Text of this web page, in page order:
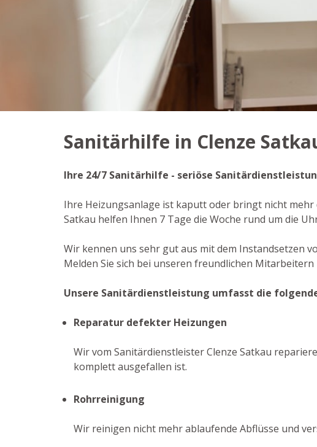
Sanitärhilfe in Clenze
Ihre 24/7 Sanitärhilfe - seriöse
Ihre Heizungsanlage ist kaputt oder bringt nicht
Satkau helfen Ihnen 7 Tage die Woche rund um die
Wir kennen uns sehr gut aus mit dem Instandsetzen
Melden Sie sich bei unseren freundlichen
Unsere Sanitärdienstleistung umfasst die
Reparatur defekter Heizungen
Wir vom Sanitärdienstleister Clenze Satkau
komplett ausgefallen ist.
Rohrreinigung
Wir reinigen nicht mehr ablaufende Abflüsse und